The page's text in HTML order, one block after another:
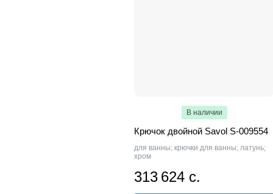
В наличии
Крючок двойной Savol S-009554
для ванны; крючки для ванны; латунь;
хром
313 624 с.